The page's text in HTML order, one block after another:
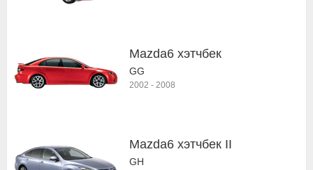
Mazda6 хэтчбек
GG
2002 - 2008
Mazda6 хэтчбек II
GH